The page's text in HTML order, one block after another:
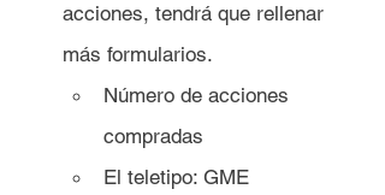
acciones, tendrá que rellenar
más formularios.
Número de acciones
compradas
El teletipo: GME